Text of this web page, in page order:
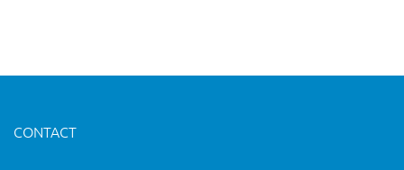
CONTACT